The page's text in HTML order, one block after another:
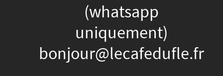
(whatsapp
uniquement)
bonjour@lecafedufle.fr